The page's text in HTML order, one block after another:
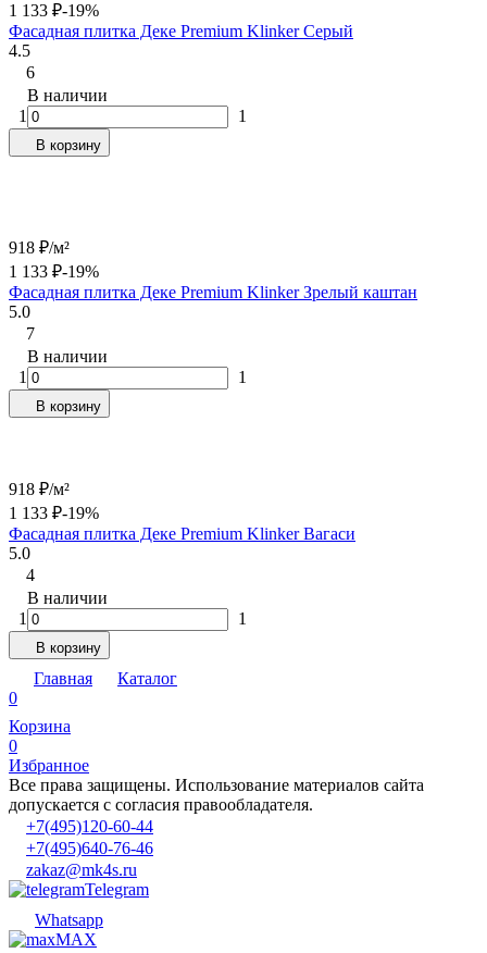
1 133 ₽-19%
Фасадная плитка Деке Premium Klinker Серый
4.5
6
В наличии
1
1
В корзину
918 ₽/м²
1 133 ₽-19%
Фасадная плитка Деке Premium Klinker Зрелый каштан
5.0
7
В наличии
1
1
В корзину
918 ₽/м²
1 133 ₽-19%
Фасадная плитка Деке Premium Klinker Вагаси
5.0
4
В наличии
1
1
В корзину
Главная
Каталог
0
Корзина
0
Избранное
Все права защищены. Использование материалов сайта
допускается с согласия правообладателя.
+7(495)120-60-44
+7(495)640-76-46
zakaz@mk4s.ru
Telegram
Whatsapp
MAX